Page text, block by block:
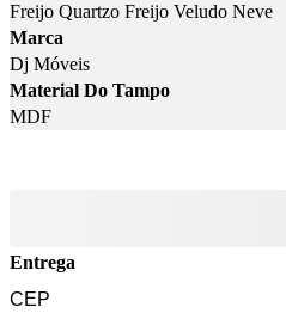
Freijo Quartzo Freijo Veludo Neve
Marca
Dj Móveis
Material Do Tampo
MDF
Entrega